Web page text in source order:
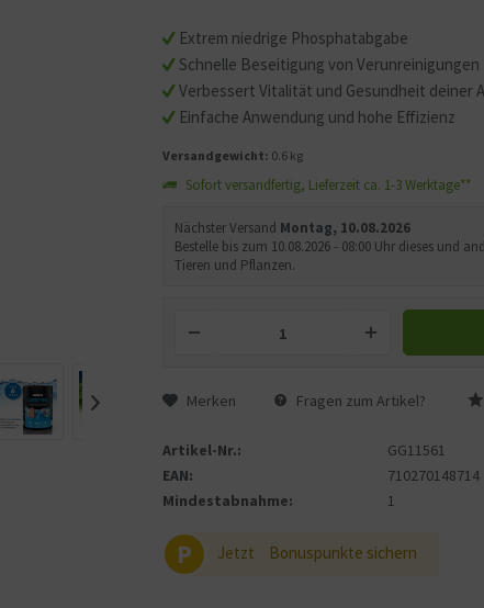
Sie sich einverstanden, dass Ihre Daten
übermittelt werden und dass Sie die
gelesen haben.
Extrem niedrige Phosphatabgabe
Schnelle Beseitigung von Verunreinigungen
Verbessert Vitalität und Gesundheit deiner
Einfache Anwendung und hohe Effizienz
Versandgewicht: 0.6 kg
Sofort versandfertig, Lieferzeit ca. 1-3 Werktage**
Nächster Versand Montag, 10.08.2026
Bestelle bis zum 10.08.2026 - 08:00 Uhr dieses und
Tieren und Pflanzen.
Merken Fragen zum Artikel?
Artikel-Nr.:
GG11561
EAN:
710270148714
Mindestabnahme:
1
P Jetzt Bonuspunkte sichern